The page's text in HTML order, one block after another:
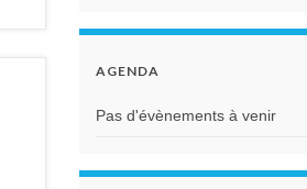
AGENDA
Pas d'évènements à venir